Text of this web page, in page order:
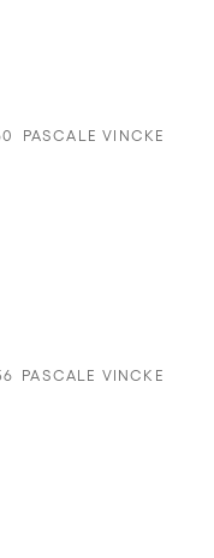
PASCALE VINCKE
PASCALE VINCKE